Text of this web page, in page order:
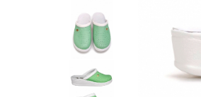
Halate medicale
Halate Bianca
Halate medicale femei